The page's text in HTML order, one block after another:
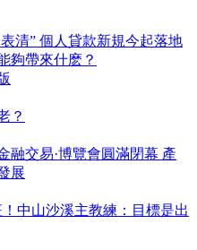
清” 個人貸款新規今起落地
夠帶來什麽？
？
融交易·博覽會圓滿閉幕 產
展
中山沙溪主教練：目標是出